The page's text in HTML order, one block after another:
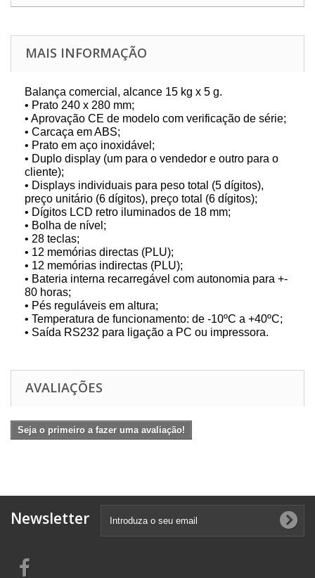
MAIS INFORMAÇÃO
Balança comercial, alcance 15 kg x 5 g.
• Prato 240 x 280 mm;
• Aprovação CE de modelo com verificação de série;
• Carcaça em ABS;
• Prato em aço inoxidável;
• Duplo display (um para o vendedor e outro para o
cliente);
• Displays individuais para peso total (5 dígitos),
preço unitário (6 dígitos), preço total (6 dígitos);
• Dígitos LCD retro iluminados de 18 mm;
• Bolha de nível;
• 28 teclas;
• 12 memórias directas (PLU);
• 12 memórias indirectas (PLU);
• Bateria interna recarregável com autonomia para +-
80 horas;
• Pés reguláveis em altura;
• Temperatura de funcionamento: de -10ºC a +40ºC;
• Saída RS232 para ligação a PC ou impressora.
AVALIAÇÕES
Seja o primeiro a fazer uma avaliação!
Newsletter